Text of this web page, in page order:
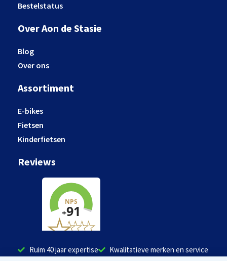
Bestelstatus
Over Aon de Stasie
Blog
Over ons
Assortiment
E-bikes
Fietsen
Kinderfietsen
Reviews
Ruim 40 jaar expertise
Kwalitatieve merken en service